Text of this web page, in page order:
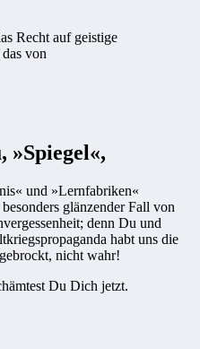
Recht auf geistige
von
»Spiegel«,
und »Lern­fabriken«
glänzender Fall von
denn Du und
habt uns die
nicht wahr!
Du Dich jetzt.